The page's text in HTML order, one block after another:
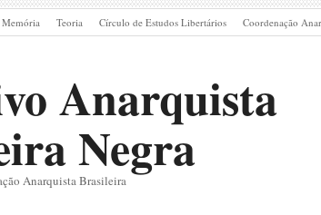
Memória Teoria Círculo de Estudos Libertários Coordenação
Anarquista
Negra
Anarquista Brasileira